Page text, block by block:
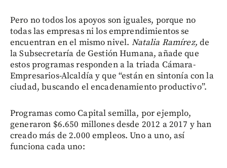
Pero no todos los apoyos son iguales, porque no
todas las empresas ni los emprendimientos se
encuentran en el mismo nivel. Natalia Ramírez,de
la Subsecretaría de Gestión Humana, añade que
estos programas responden a la triada Cámara-
Empresarios-Alcaldía y que “están en sintonía con la
ciudad, buscando el encadenamiento productivo”.
Programas como Capital semilla, por ejemplo,
generaron $6.650 millones desde 2012 a 2017 y han
creado más de 2.000 empleos. Uno a uno, así
funciona cada uno: